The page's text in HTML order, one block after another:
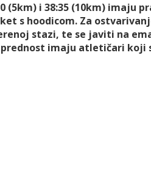
(5km) i 38:35 (10km) imaju
s hoodicom. Za
stazi, te se javiti na
prednost imaju atletičari koji